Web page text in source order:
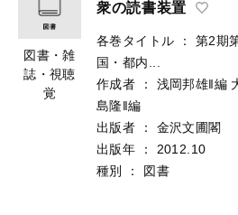
図書・雑
誌・視聴
覚
衆の読書装置
各巻タイトル ：
第2期
国・都内...
作成者
： 浅岡邦雄‖編
島隆‖編
出版者
：
金沢文圃閣
出版年
：
2012.10
種別
： 図書